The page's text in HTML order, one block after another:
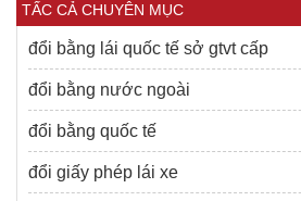
TẤC CẢ CHUYÊN MỤC
đổi bằng lái quốc tế sở gtvt cấp
đổi bằng nước ngoài
đổi bằng quốc tế
đổi giấy phép lái xe